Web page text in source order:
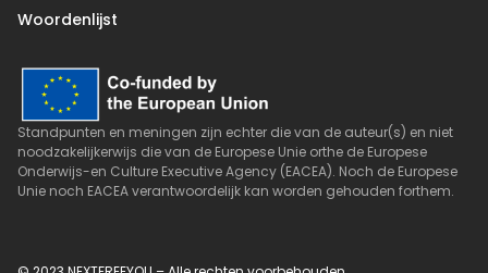
Woordenlijst
Standpunten en meningen zijn echter die van de auteur(s) en niet
noodzakelijkerwijs die van de Europese Unie orthe de Europese
Onderwijs-en Culture Executive Agency (EACEA). Noch de Europese
Unie noch EACEA verantwoordelijk kan worden gehouden forthem.